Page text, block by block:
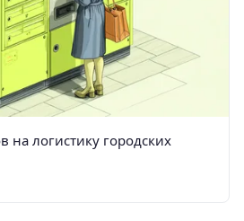
на логистику городских